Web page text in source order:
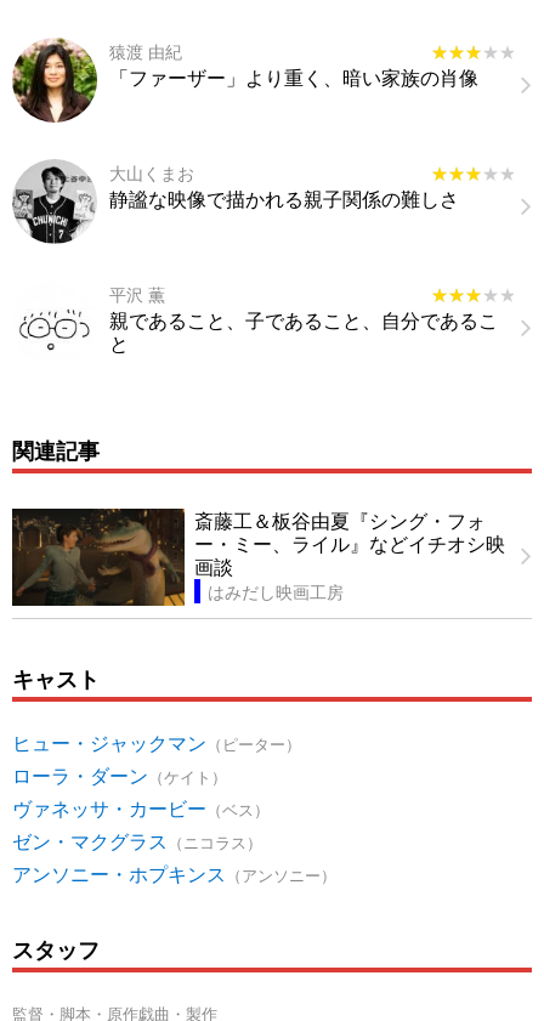
猿渡 由紀 ★★★★★
★★★★★
「ファーザー」より重く、暗い家族の肖像
大山くまお ★★★★★
★★★★★
静謐な映像で描かれる親子関係の難しさ
平沢 薫 ★★★★★
★★★★★
親であること、子であること、自分であるこ
と
関連記事
斎藤工＆板谷由夏『シング・フォ
ー・ミー、ライル』などイチオシ映
画談
はみだし映画工房
キャスト
ヒュー・ジャックマン （ピーター）
ローラ・ダーン （ケイト）
ヴァネッサ・カービー （ベス）
ゼン・マクグラス （ニコラス）
アンソニー・ホプキンス （アンソニー）
スタッフ
監督・脚本・原作戯曲・製作